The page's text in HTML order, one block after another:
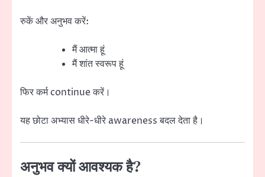
रुकें और अनुभव करें:
मैं आत्मा हूं
मैं शांत स्वरूप हूं
फिर कर्म continue करें।
यह छोटा अभ्यास धीरे-धीरे awareness बदल देता है।
अनुभव क्यों आवश्यक है?